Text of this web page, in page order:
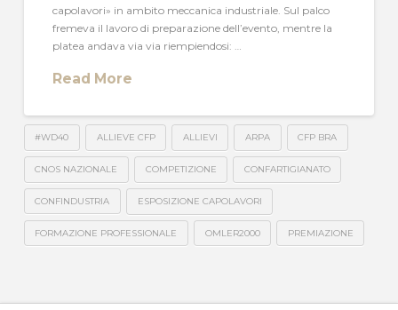
capolavori» in ambito meccanica industriale. Sul palco
fremeva il lavoro di preparazione dell’evento, mentre la
platea andava via via riempiendosi: …
Read More
#WD40 ALLIEVE CFP ALLIEVI ARPA CFP BRA
CNOS NAZIONALE COMPETIZIONE CONFARTIGIANATO
CONFINDUSTRIA ESPOSIZIONE CAPOLAVORI
FORMAZIONE PROFESSIONALE OMLER2000 PREMIAZIONE